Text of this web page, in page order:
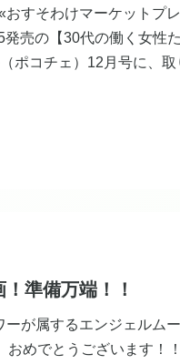
おすそわけマーケット
売の【30代の働く女性
ポコチェ）12月号に、取
準備万端！！
が属するエンジェルム
おめでとうございます！！